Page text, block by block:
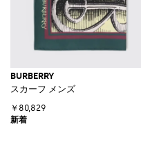
BURBERRY
スカーフ メンズ
￥80,829